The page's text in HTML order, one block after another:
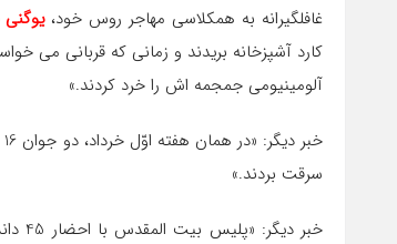
غافلگيرانه به همكلاسي مهاجر روس خود، يوگني
كارد آشپزخانه بريدند و زماني كه قرباني
آلومينيومي جمجمه اش را خرد كردند.»
سرقت بردند.»